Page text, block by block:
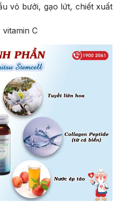
vỏ bưởi, gạo lứt, chiết xuất
vitamin C